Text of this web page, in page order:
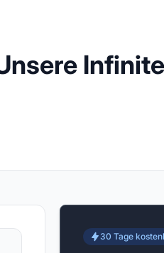
30 Tage